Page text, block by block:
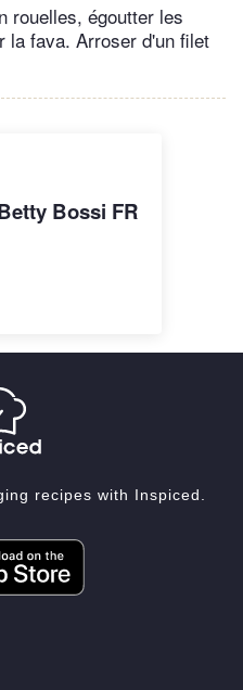
rouelles, égoutter les
la fava. Arroser d'un filet
Bossi FR
recipes with Inspiced.